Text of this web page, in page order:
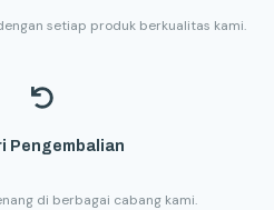
setiap produk berkualitas kami.
Pengembalian
di berbagai cabang kami.